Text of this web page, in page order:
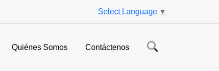
Select Language ▼
Quiénes Somos Contáctenos